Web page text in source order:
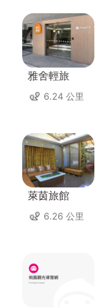
雅舍輕旅
6.24 公里
萊茵旅館
6.26 公里